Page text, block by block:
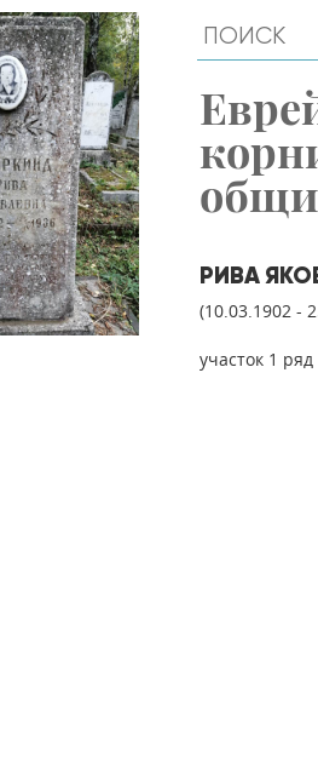
РИВА
(10.03.1902 -
участок 1